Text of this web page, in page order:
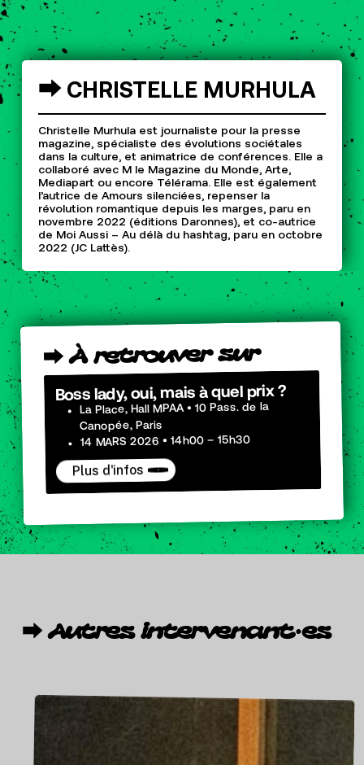
⮕ CHRISTELLE MURHULA
Christelle Murhula est journaliste pour la presse
magazine, spécialiste des évolutions sociétales
dans la culture, et animatrice de conférences. Elle a
collaboré avec M le Magazine du Monde, Arte,
Mediapart ou encore Télérama. Elle est également
l’autrice de Amours silenciées, repenser la
révolution romantique depuis les marges, paru en
novembre 2022 (éditions Daronnes), et co-autrice
de Moi Aussi – Au délà du hashtag, paru en octobre
2022 (JC Lattès).
⮕ À retrouversur
Boss lady, oui, mais à quel prix ?
La Place, Hall MPAA • 10 Pass. de la
Canopée, Paris
14 MARS 2026 • 14h00 – 15h30
Plus d'infos
⮕ Autres intervenant·es
Anouk
AMPE